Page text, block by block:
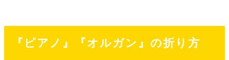
『ピアノ』『オルガン』の折り方